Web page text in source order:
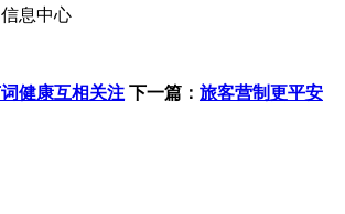
息中心
健康互相关注 下一篇： 旅客营制更平安